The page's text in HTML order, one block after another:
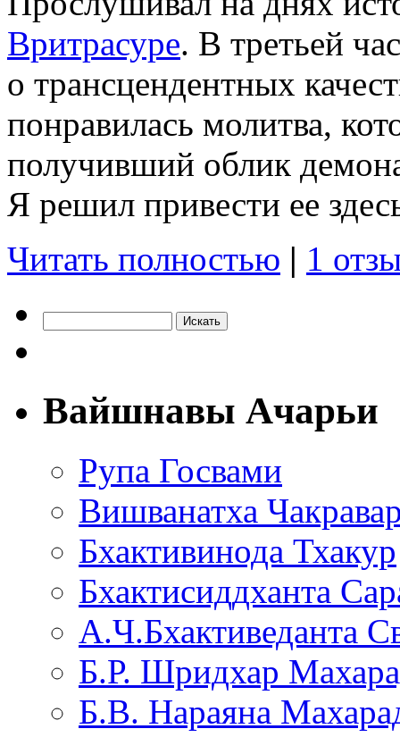
Вритрасуре. В третьей
о трансцендентных
понравилась молитва,
получивший облик
Я решил привести ее
Читать полностью | 1
Вайшнавы Ачарьи
Рупа Госвами
Вишванатха
Бхактивинода Тхакур
Бхактисиддханта
А.Ч.Бхактиведанта
Б.Р. Шридхар
Б.В. Нараяна